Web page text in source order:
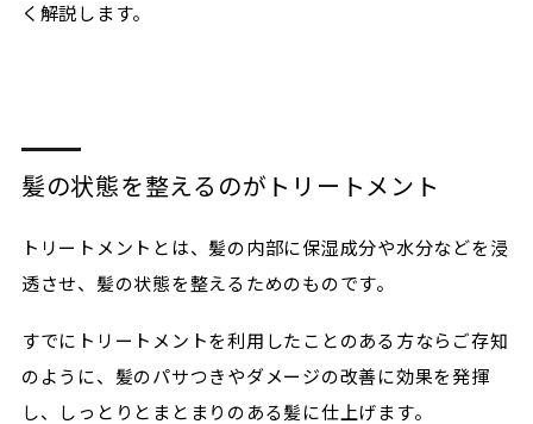
く解説します。
髪の状態を整えるのがトリートメント
トリートメントとは、髪の内部に保湿成分や水分などを浸
透させ、髪の状態を整えるためのものです。
すでにトリートメントを利用したことのある方ならご存知
のように、髪のパサつきやダメージの改善に効果を発揮
し、しっとりとまとまりのある髪に仕上げます。